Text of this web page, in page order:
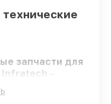
запчасти для
Infratech
для вашей